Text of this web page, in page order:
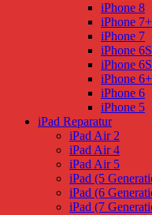
iPhone 8
iPhone 7+
iPhone 7
iPhone
iPhone 6S
iPhone 6+
iPhone 6
iPhone 5
iPad Reparatur
iPad Air 2
iPad Air 4
iPad Air 5
iPad (5
iPad (6
iPad (7